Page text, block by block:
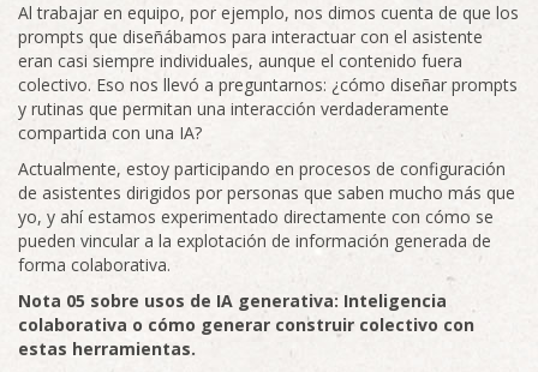
Al trabajar en equipo, por ejemplo, nos dimos cuenta de que los
prompts que diseñábamos para interactuar con el asistente
eran casi siempre individuales, aunque el contenido fuera
colectivo. Eso nos llevó a preguntarnos: ¿cómo diseñar prompts
y rutinas que permitan una interacción verdaderamente
compartida con una IA?
Actualmente, estoy participando en procesos de configuración
de asistentes dirigidos por personas que saben mucho más que
yo, y ahí estamos experimentado directamente con cómo se
pueden vincular a la explotación de información generada de
forma colaborativa.
Nota 05 sobre usos de IA generativa: Inteligencia
colaborativa o cómo generar construir colectivo con
estas herramientas.